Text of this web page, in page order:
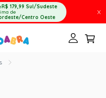
R$ 179,99 Sul/Sudeste
de
Centro Oeste
X